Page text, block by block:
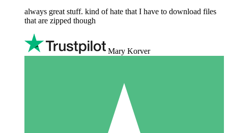
always great stuff. kind of hate that I have to download files
that are zipped though
Mary Korver